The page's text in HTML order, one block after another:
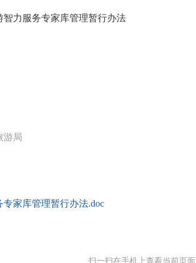
力服务专家库管理暂行办法
游局
家库管理暂行办法.doc
扫一扫在手机上查看当前页面